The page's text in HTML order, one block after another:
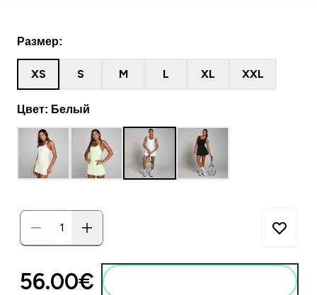
Размер:
XS S M L XL XXL
Цвет: Белый
56.00€‎